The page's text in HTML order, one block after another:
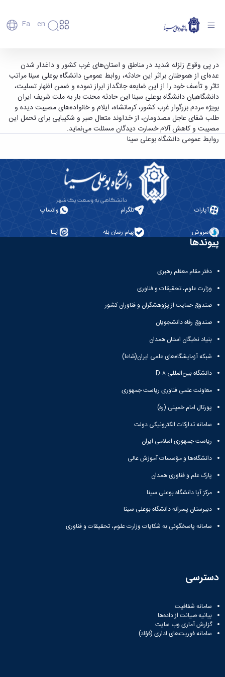
Fa En
دانشگاه
تاریخچه
و
معرفی
برنامه
راهبردی
دانشگاه
نقشه
دانشگاه
سازمان
و
معاونت
آموزشی
تکمیلی
دانشجویی
معاونت
و
فناوری
معاونت
فرهنگی
اجتماعی
نهاد
مقام
معظم
رهبری
تماس
دانشگاه
اعضای
هیأت
علمی
کارکنان
دانشجویان
فارغ
التحصیلان
دانشکده‌ها
پردیس
مهندسی
نفت
انسانی
هنر
دامپزشکی
علوم
پایه
علوم
اقتصادی
و
اجتماعی
های
اقماری
ارتباط
روابط
Apply
Now
ابراز همدردی دانشگاهیان دانشگاه بوعلی سینا با
هموطنان زلزله زده - دانشگاه بوعلی سینا همدان
در پی وقوع زلزله شدید در مناطق و استان‌های غرب کشور و داغدار شدن
عده‌ای از هموطنان براثر این حادثه، روابط عمومی دانشگاه بوعلی سینا مراتب
تاثر و تأسف خود را از این ضایعه جانگداز ابراز نموده و ضمن اظهار تسلیت،
دانشگاهیان دانشگاه بوعلی سینا این حادثه محنت بار به ملت شریف ایران
بویژه مردم بزرگوار غرب کشور، کرمانشاه، ایلام و خانواده‌های مصیبت دیده و
طلب شفای عاجل مصدومان، از خداوند متعال صبر و شکیبایی برای تحمل این
مصیبت و کاهش آلام خسارت دیدگان مسئلت می‌نماید.
روابط عمومی دانشگاه بوعلی سینا
آپارات تلگرام واتساپ
سروش پیام رسان بله ایتا
پیوندها
دفتر مقام معظم رهبری
وزارت علوم، تحقیقات و فناوری
صندوق حمایت از پژوهشگران و فناوران کشور
صندوق رفاه دانشجویان
بنیاد نخبگان استان همدان
شبکه آزمایشگاه‌های علمی ایران(شاعا)
دانشگاه بین‌المللی D-۸
معاونت علمی فناوری ریاست جمهوری
پورتال امام خمینی (ره)
سامانه تدارکات الکترونیکی دولت
ریاست جمهوری اسلامی ایران
دانشگاه‌ها و مؤسسات آموزش عالی
پارک علم و فناوری همدان
مرکز آپا دانشگاه بوعلی سینا
دبیرستان پسرانه دانشگاه بوعلی سینا
سامانه پاسخگوئی به شکایات وزارت علوم، تحقیقات و فناوری
دسترسی
سامانه شفافیت
بیانیه صیانت از داده‌ها
گزارش آماری وب‌ سایت
سامانه فوریت‌های اداری (فؤاد)